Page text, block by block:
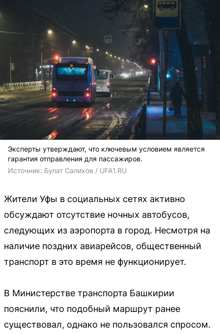
Эксперты утверждают, что ключевым условием является
гарантия отправления для пассажиров.
Источник: Булат Салихов / UFA1.RU
Жители Уфы в социальных сетях активно
обсуждают отсутствие ночных автобусов,
следующих из аэропорта в город. Несмотря на
наличие поздних авиарейсов, общественный
транспорт в это время не функционирует.
В Министерстве транспорта Башкирии
пояснили, что подобный маршрут ранее
существовал, однако не пользовался спросом.